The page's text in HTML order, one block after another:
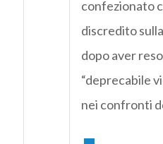
confezionato
discredito
dopo aver
“deprecabile
nei confronti